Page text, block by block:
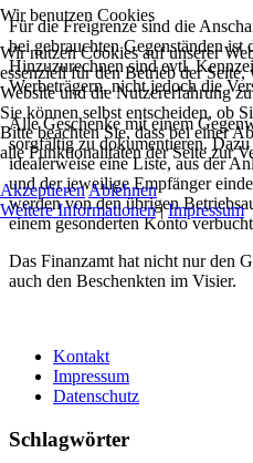
Für die Freigrenze sind die
bei gebrauchten Gegenständen ist
Hinzuzurechnen sind evtl.
Werbeträgern, nicht jedoch die
Alle Geschenke mit einem
sorgfältig zu dokumentieren.
idealerweise eine Liste, aus der
und der jeweilige Empfänger
werden von den übrigen
einem gesonderten Konto
Das Finanzamt hat nicht nur den
auch den Beschenkten im Visier.
Kontakt
Impressum
Datenschutz
Schlagwörter
Wir benutzen Cookies
Wir nutzen Cookies auf unserer
essenziell für den Betrieb der Seite,
Website und die Nutzererfahrung
Sie können selbst entscheiden, ob
Bitte beachten Sie, dass bei einer
alle Funktionalitäten der Seite zur
AkzeptierenAblehnen
Weitere Informationen|Impressum